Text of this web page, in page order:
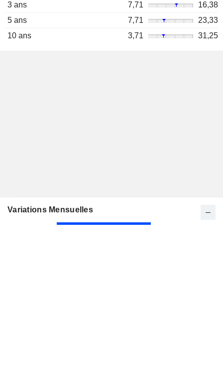
3 ans
7,71
16,38
5 ans
7,71
23,33
10 ans
3,71 31,25
Variations Mensuelles